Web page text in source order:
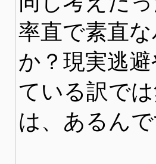
率直で素直
か？現実逃
ている訳で
は、あるん